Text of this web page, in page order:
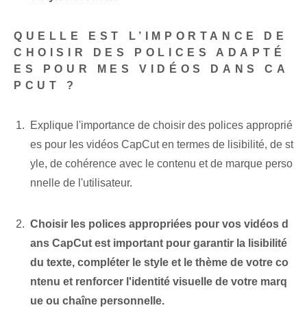
QUELLE EST L’IMPORTANCE DE
CHOISIR DES POLICES ADAPTÉ
ES POUR MES VIDÉOS DANS CA
PCUT ?
Explique l'importance de choisir des polices approprié
es pour les vidéos CapCut en termes de lisibilité, de st
yle, de cohérence avec le contenu et de marque perso
nnelle de l'utilisateur.
Choisir les polices appropriées pour vos vidéos d
ans CapCut est important pour garantir la lisibilité
du texte, compléter le style et le thème de votre co
ntenu et renforcer l'identité visuelle de votre marq
ue ou chaîne personnelle.